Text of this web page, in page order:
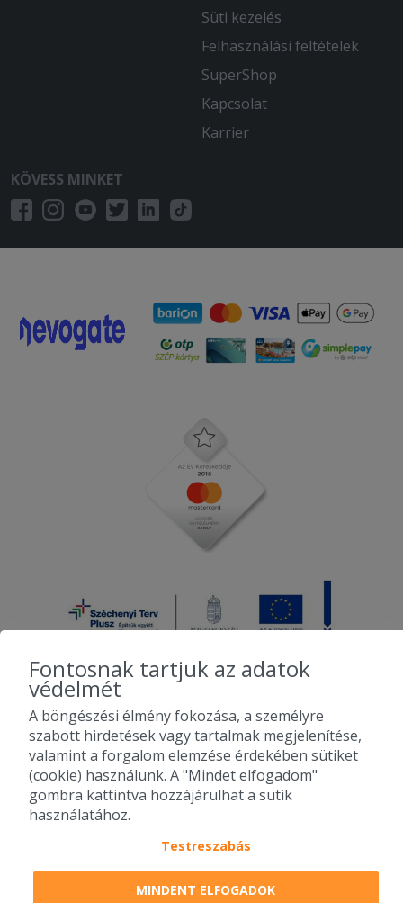
Süti kezelés
Felhasználási feltételek
SuperShop
Kapcsolat
Karrier
KÖVESS MINKET
2010-2026 Copyright - Falatozz.hu - Diston-line Kft.
Pizza, gyros, hamburger, menük kedvező áron, egy helyen az összes
étterem ajánlata.
Fontosnak tartjuk az adatok
védelmét
A böngészési élmény fokozása, a személyre
szabott hirdetések vagy tartalmak megjelenítése,
valamint a forgalom elemzése érdekében sütiket
(cookie) használunk. A "Mindet elfogadom"
gombra kattintva hozzájárulhat a sütik
használatához.
Testreszabás
MINDENT ELFOGADOK